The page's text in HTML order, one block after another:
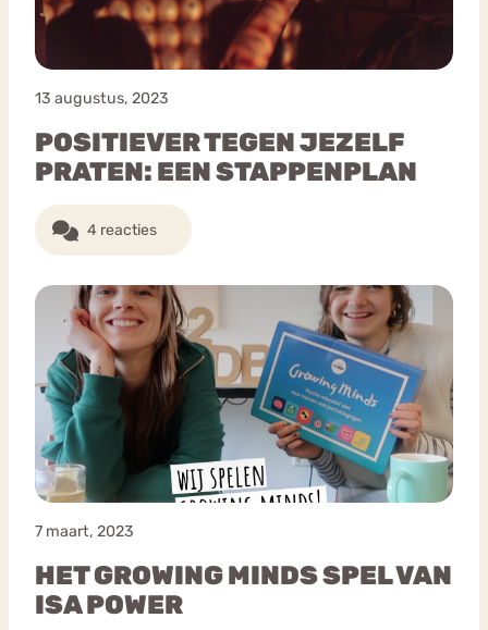
13 augustus, 2023
POSITIEVER TEGEN JEZELF
PRATEN: EEN STAPPENPLAN
4 reacties
7 maart, 2023
HET GROWING MINDS SPEL VAN
ISA POWER